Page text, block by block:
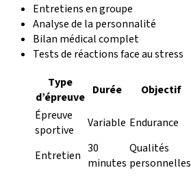
Entretiens en groupe
Analyse de la personnalité
Bilan médical complet
Tests de réactions face au stress
Type
d’épreuve Durée Objectif
Épreuve
sportive
Variable Endurance
Entretien 30
minutes
Qualités
personnelles